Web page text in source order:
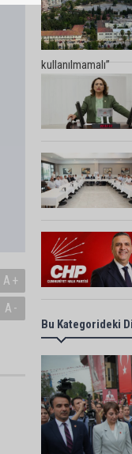
A+
A-
kullanılmamalı”
Bu Kategorideki